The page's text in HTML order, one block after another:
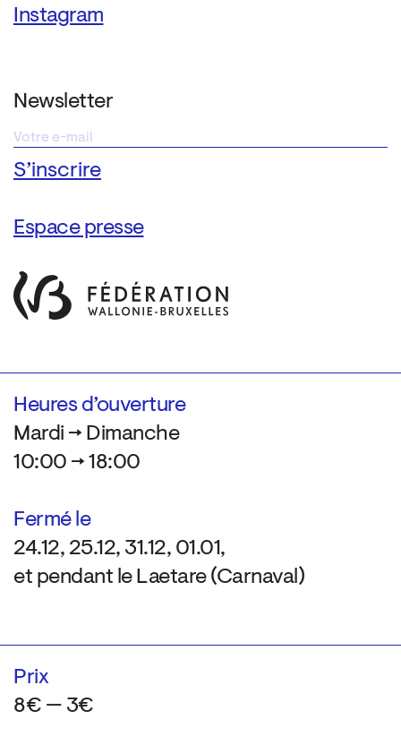
Instagram
Newsletter
Espace presse
Heures d’ouverture
Mardi → Dimanche
10:00 → 18:00
Fermé le
24.12, 25.12, 31.12, 01.01,
et pendant le Laetare (Carnaval)
Prix
8€ — 3€